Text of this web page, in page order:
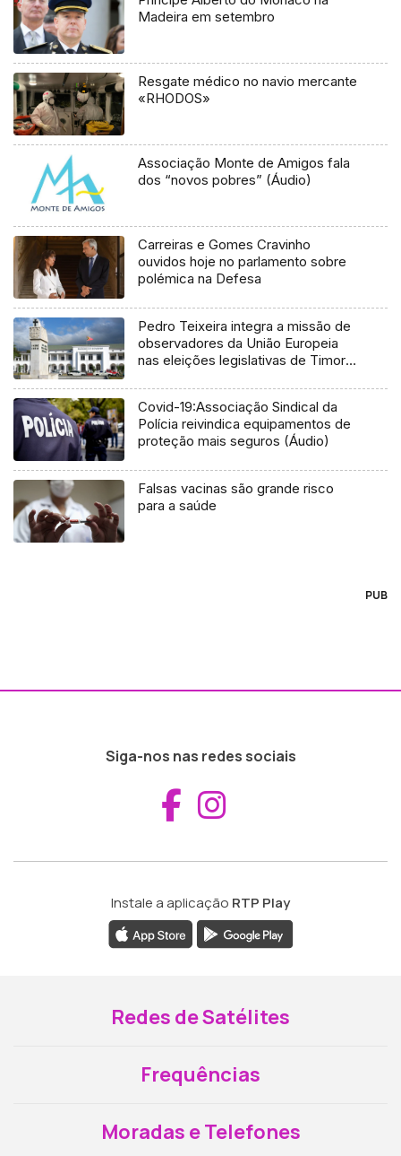
Madeira em setembro
Resgate médico no navio mercante
«RHODOS»
Associação Monte de Amigos fala
dos “novos pobres” (Áudio)
Carreiras e Gomes Cravinho
ouvidos hoje no parlamento sobre
polémica na Defesa
Pedro Teixeira integra a missão de
observadores da União Europeia
nas eleições legislativas de Timor-
Covid-19:Associação Sindical da
Polícia reivindica equipamentos de
proteção mais seguros (Áudio)
Falsas vacinas são grande risco
para a saúde
PUB
Siga-nos nas redes sociais
Aceder ao
Instale a aplicação RTP Play
Redes de Satélites
Frequências
Moradas e Telefones